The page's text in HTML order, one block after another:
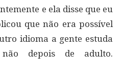
e ela disse que eu
que não era possível
idioma a gente estuda
depois de adulto.